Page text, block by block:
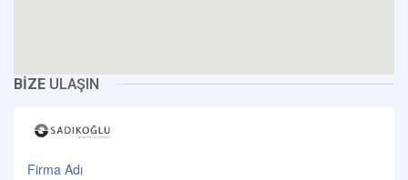
BİZE ULAŞIN
Firma Adı